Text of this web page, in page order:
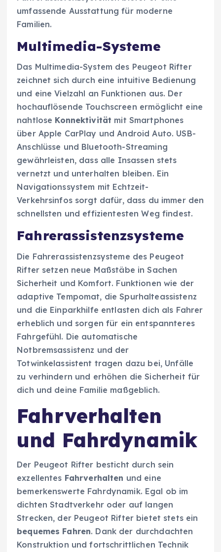
umfassende Ausstattung für moderne
Familien.
Multimedia-Systeme
Das Multimedia-System des Peugeot Rifter
zeichnet sich durch eine intuitive Bedienung
und eine Vielzahl an Funktionen aus. Der
hochauflösende Touchscreen ermöglicht eine
nahtlose Konnektivität mit Smartphones
über Apple CarPlay und Android Auto. USB-
Anschlüsse und Bluetooth-Streaming
gewährleisten, dass alle Insassen stets
vernetzt und unterhalten bleiben. Ein
Navigationssystem mit Echtzeit-
Verkehrsinfos sorgt dafür, dass du immer den
schnellsten und effizientesten Weg findest.
Fahrerassistenzsysteme
Die Fahrerassistenzsysteme des Peugeot
Rifter setzen neue Maßstäbe in Sachen
Sicherheit und Komfort. Funktionen wie der
adaptive Tempomat, die Spurhalteassistenz
und die Einparkhilfe entlasten dich als Fahrer
erheblich und sorgen für ein entspannteres
Fahrgefühl. Die automatische
Notbremsassistenz und der
Totwinkelassistent tragen dazu bei, Unfälle
zu verhindern und erhöhen die Sicherheit für
dich und deine Familie maßgeblich.
Fahrverhalten
und Fahrdynamik
Der Peugeot Rifter besticht durch sein
exzellentes Fahrverhalten und eine
bemerkenswerte Fahrdynamik. Egal ob im
dichten Stadtverkehr oder auf langen
Strecken, der Peugeot Rifter bietet stets ein
bequemes Fahren. Dank der durchdachten
Konstruktion und fortschrittlichen Technik